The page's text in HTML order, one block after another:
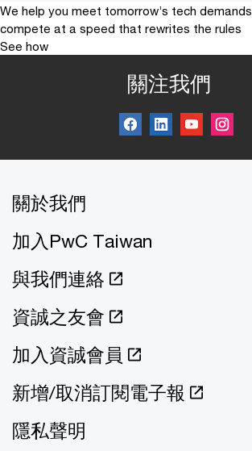
We help you meet tomorrow’s tech demands
compete at a speed that rewrites the rules
See how
關注我們
關於我們
加入PwC Taiwan
與我們連絡
資誠之友會
加入資誠會員
新增/取消訂閱電子報
隱私聲明